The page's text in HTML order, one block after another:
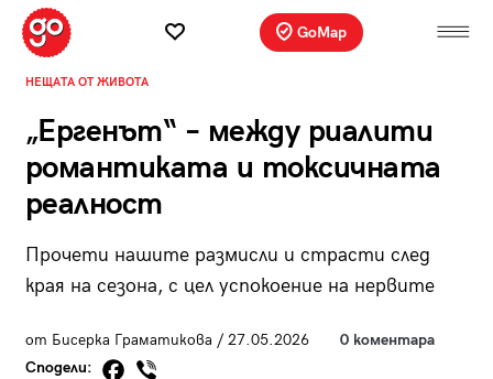
GoMap
НЕЩАТА ОТ ЖИВОТА
„Ергенът“ – между риалити
романтиката и токсичната
реалност
Прочети нашите размисли и страсти след
края на сезона, с цел успокоение на нервите
от Бисерка Граматикова / 27.05.2026
0 коментара
Сподели: